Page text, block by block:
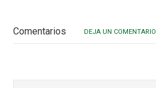
Comentarios DEJA UN COMENTARIO